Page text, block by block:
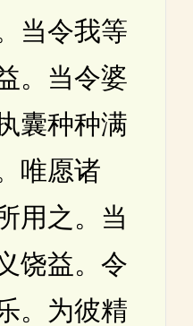
当令我等
。当令婆
囊种种满
唯愿诸
用之。当
饶益。令
。为彼精